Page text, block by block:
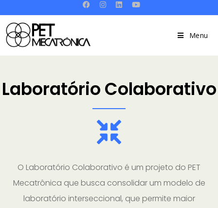
Menu
Laboratório Colaborativo
O Laboratório Colaborativo é um projeto do PET
Mecatrônica que busca consolidar um modelo de
laboratório interseccional, que permite maior